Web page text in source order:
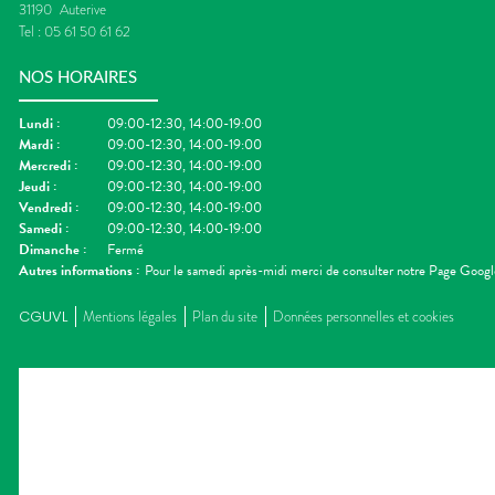
31190 Auterive
Tel : 05 61 50 61 62
NOS HORAIRES
Lundi :
09:00-12:30, 14:00-19:00
Mardi :
09:00-12:30, 14:00-19:00
Mercredi :
09:00-12:30, 14:00-19:00
Jeudi :
09:00-12:30, 14:00-19:00
Vendredi :
09:00-12:30, 14:00-19:00
Samedi :
09:00-12:30, 14:00-19:00
Dimanche :
Fermé
Autres informations : Pour le samedi après-midi merci de consulter notre Page
CGUVL Mentions légales Plan du site Données personnelles et cookies